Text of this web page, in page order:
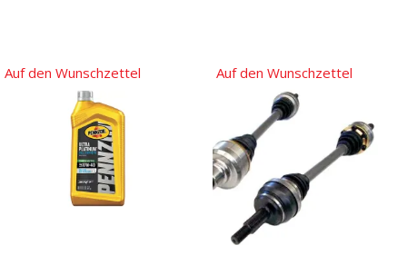
Auf den Wunschzettel Auf den Wunschzettel